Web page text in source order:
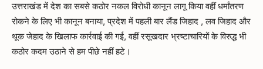
उत्तराखंड में देश का सबसे कठोर नकल विरोधी कानून लागू किया वहीं धर्मांतरण
रोकने के लिए भी कानून बनाया, प्रदेश में पहली बार लैंड जिहाद , लव जिहाद और
थूक जेहाद के खिलाफ कार्रवाई की गई, वहीं रसूखदार भ्रष्टाचारियों के विरुद्ध भी
कठोर कदम उठाने से हम पीछे नहीं हटे।